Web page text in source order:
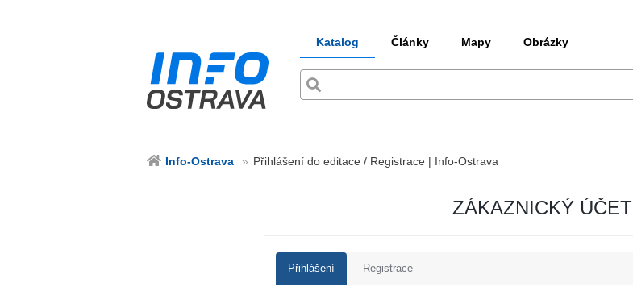
Katalog Články Mapy Obrázky
Info-Ostrava Přihlášení do editace / Registrace | Info-Ostrava
ZÁKAZNICKÝ ÚČET
Přihlášení Registrace